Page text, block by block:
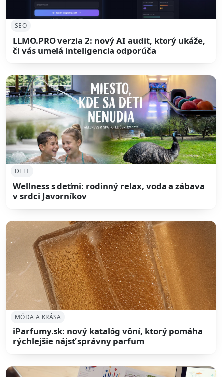
SEO
LLMO.PRO verzia 2: nový AI audit, ktorý ukáže,
či vás umelá inteligencia odporúča
DETI
Wellness s deťmi: rodinný relax, voda a zábava
v srdci Javorníkov
MÓDA A KRÁSA
iParfumy.sk: nový katalóg vôní, ktorý pomáha
rýchlejšie nájsť správny parfum